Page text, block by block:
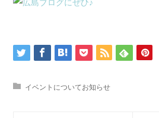
イベントについてお知らせ